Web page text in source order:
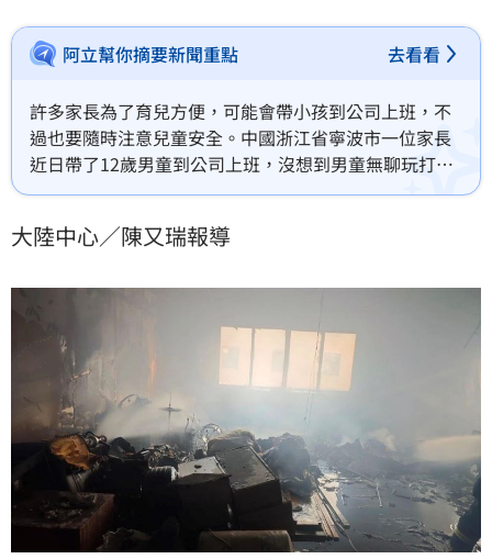
阿立幫你摘要新聞重點 去看看
許多家長為了育兒方便，可能會帶小孩到公司上班，不
過也要隨時注意兒童安全。中國浙江省寧波市一位家長
近日帶了12歲男童到公司上班，沒想到男童無聊玩打火
機時點燃了紙巾，噴飛的火星意外引燃了一旁的雜物，
掉。
大陸中心／陳又瑞報導